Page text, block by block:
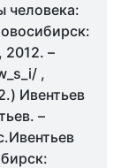
человека:
–
,
Ивентьев
–